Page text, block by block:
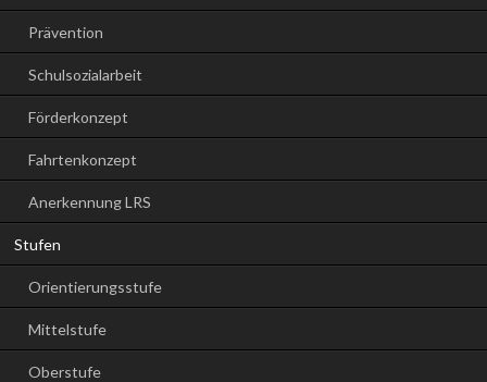
Prävention
Schulsozialarbeit
Förderkonzept
Fahrtenkonzept
Anerkennung LRS
Stufen
Orientierungsstufe
Mittelstufe
Oberstufe